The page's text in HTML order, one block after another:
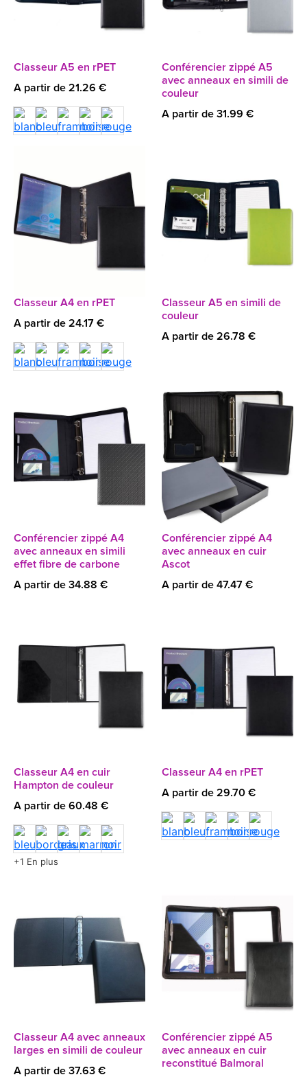
Classeur A5 en rPET
A partir de 21.26 €
Conférencier zippé A5
avec anneaux en simili de
couleur
A partir de 31.99 €
Classeur A4 en rPET
A partir de 24.17 €
Classeur A5 en simili de
couleur
A partir de 26.78 €
Conférencier zippé A4
avec anneaux en simili
effet fibre de carbone
A partir de 34.88 €
Conférencier zippé A4
avec anneaux en cuir
Ascot
A partir de 47.47 €
Classeur A4 en cuir
Hampton de couleur
A partir de 60.48 €
+1 En plus
Classeur A4 en rPET
A partir de 29.70 €
Classeur A4 avec anneaux
larges en simili de couleur
A partir de 37.63 €
Conférencier zippé A5
avec anneaux en cuir
reconstitué Balmoral